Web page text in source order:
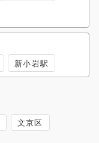
新小岩駅
文京区